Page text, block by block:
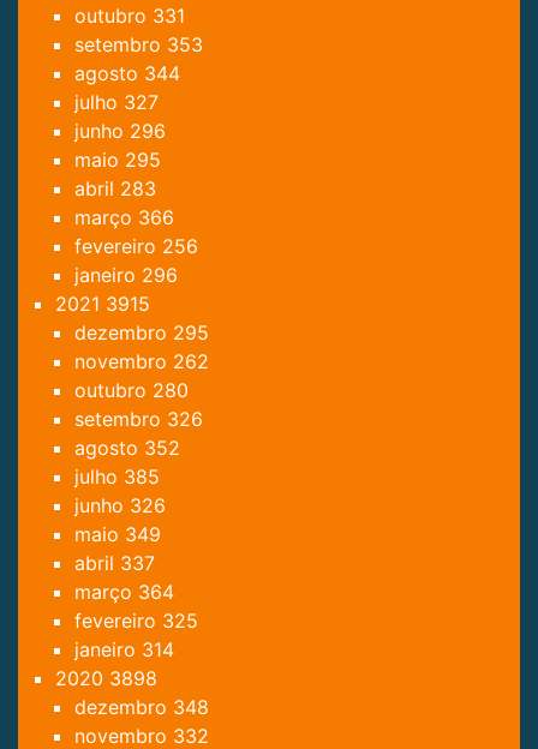
outubro 331
setembro 353
agosto 344
julho 327
junho 296
maio 295
abril 283
março 366
fevereiro 256
janeiro 296
2021 3915
dezembro 295
novembro 262
outubro 280
setembro 326
agosto 352
julho 385
junho 326
maio 349
abril 337
março 364
fevereiro 325
janeiro 314
2020 3898
dezembro 348
novembro 332